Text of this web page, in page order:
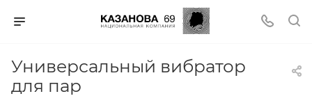
Универсальный вибратор
для пар